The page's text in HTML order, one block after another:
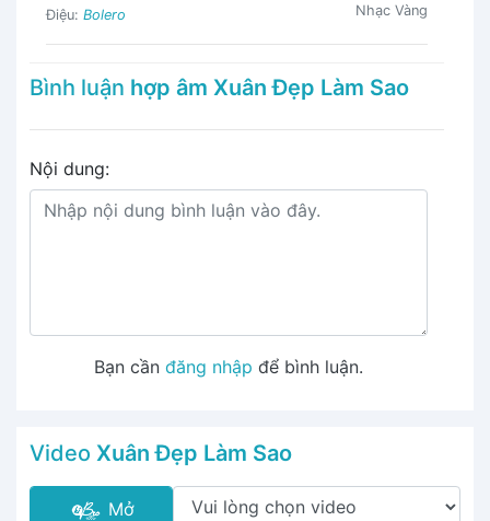
Điệu: Bolero Nhạc Vàng
Bình luận hợp âm Xuân Đẹp Làm Sao
Nội dung:
Bạn cần đăng nhập để bình luận.
Video Xuân Đẹp Làm Sao
Mở